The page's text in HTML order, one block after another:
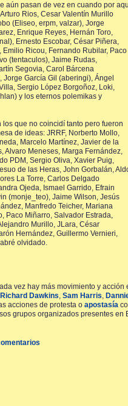
aún pasan de vez en cuando por
Rios, Cesar Valentín Murillo
(Eliseo, erpm, valzar), Jorge
Enrique Reyes, Hernán Toro,
Ernesto Escobar, César Piñera,
Ricou, Fernando Rubilar, Paco
(tentaculos), Jaime Rudas,
Segovia, Carol Bárcena
García Gil (aberingi), Ángel
Sergio López Borgoñoz, Loki,
y los eternos polemikas y
que no coincidí tanto pero fueron
de ideas: JRRF, Norberto Mollo,
Marcelo Martínez, Javier de la
Alvaro Meneses, Marga Fernández,
PDM, Sergio Oliva, Xavier Puig,
de las Heras, John Gorbalán,
La Torre, Carlos Delgado
Ojeda, Ismael Garrido, Efrain
(monje_teo), Jaime Wilson, Jesús
Manfredo Teicher, Mariana
Paco Miñarro, Salvador Estrada,
Murillo, JLara, César
Hernández, Guillermo Vernieri,
olvidado.
vez hay más movimiento y
Richard Dawkins ,Sam Harris ,
acciones de protesta oapostasía
grupos organizados presentes en